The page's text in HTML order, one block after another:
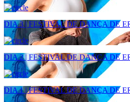
DIA 3 | FESTIVAL DE DANÇA DE
DIA 2 | FESTIVAL DE DANÇA DE
DIA 1 | FESTIVAL DE DANÇA DE